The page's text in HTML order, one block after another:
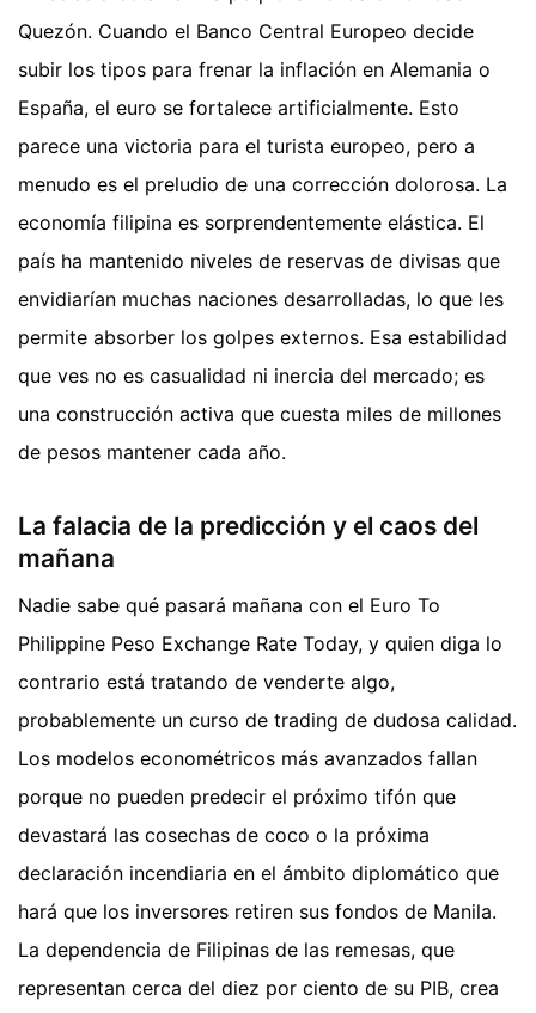
Quezón. Cuando el Banco Central Europeo decide
subir los tipos para frenar la inflación en Alemania o
España, el euro se fortalece artificialmente. Esto
parece una victoria para el turista europeo, pero a
menudo es el preludio de una corrección dolorosa. La
economía filipina es sorprendentemente elástica. El
país ha mantenido niveles de reservas de divisas que
envidiarían muchas naciones desarrolladas, lo que les
permite absorber los golpes externos. Esa estabilidad
que ves no es casualidad ni inercia del mercado; es
una construcción activa que cuesta miles de millones
de pesos mantener cada año.
La falacia de la predicción y el caos del
mañana
Nadie sabe qué pasará mañana con el Euro To
Philippine Peso Exchange Rate Today, y quien diga lo
contrario está tratando de venderte algo,
probablemente un curso de trading de dudosa calidad.
Los modelos econométricos más avanzados fallan
porque no pueden predecir el próximo tifón que
devastará las cosechas de coco o la próxima
declaración incendiaria en el ámbito diplomático que
hará que los inversores retiren sus fondos de Manila.
La dependencia de Filipinas de las remesas, que
representan cerca del diez por ciento de su PIB, crea